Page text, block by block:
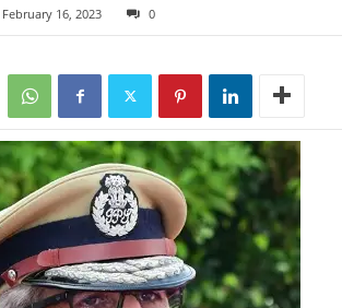
February 16, 2023 0